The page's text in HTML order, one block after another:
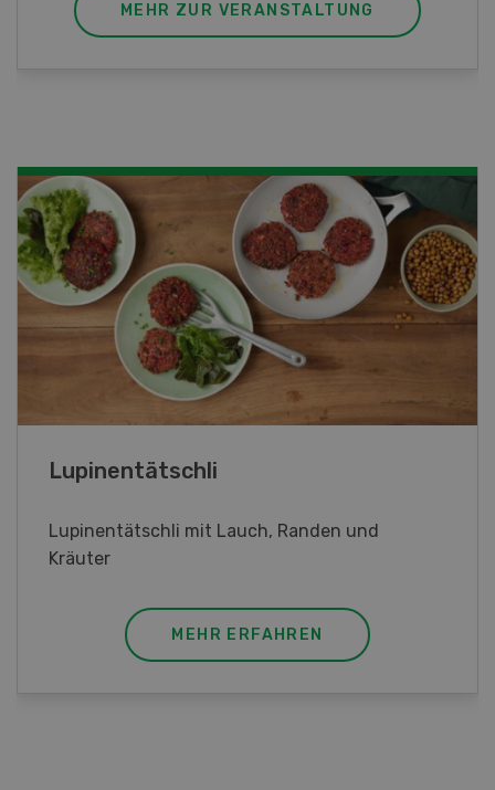
MEHR ZUR VERANSTALTUNG
Frühlingsrollen
Frühlingsrollen mit Poulet
MEHR ERFAHREN